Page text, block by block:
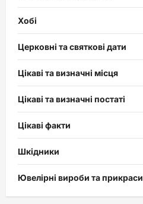
Хобі
Церковні та святкові дати
Цікаві та визначні місця
Цікаві та визначні постаті
Цікаві факти
Шкідники
Ювелірні вироби та прикраси